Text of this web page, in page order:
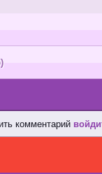
комментарий